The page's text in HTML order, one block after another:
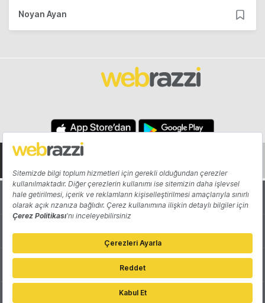
Noyan Ayan
Hakkında Yazarlar
Katkıda Bulun Reklam